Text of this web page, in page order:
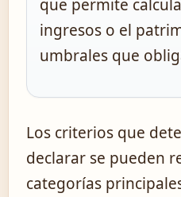
que permite
ingresos o el
umbrales que
Los criterios que
declarar se pueden
categorías